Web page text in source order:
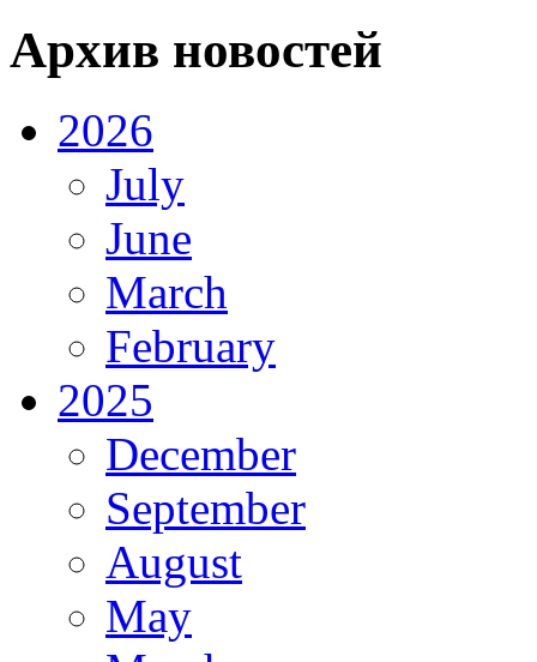
Архив новостей
2026
July
June
March
February
2025
December
September
August
May